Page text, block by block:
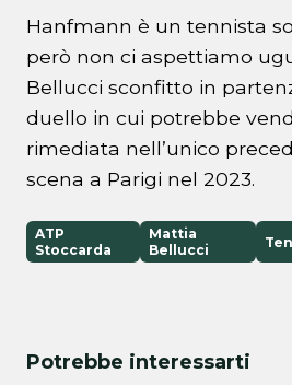
Hanfmann è un tennista
però non ci aspettiamo
Bellucci sconfitto in
duello in cui potrebbe
rimediata nell’unico
scena a Parigi nel 2023.
ATP
Stoccarda
Mattia
Bellucci
Potrebbe interessarti